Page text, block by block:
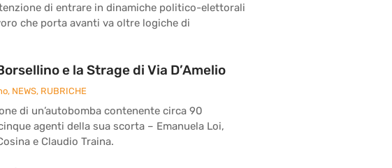
di entrare in dinamiche politico-elettorali
che porta avanti va oltre logiche di
e la Strage di Via D’Amelio
, NEWS, RUBRICHE
di un’autobomba contenente circa 90
agenti della sua scorta – Emanuela Loi,
e Claudio Traina.